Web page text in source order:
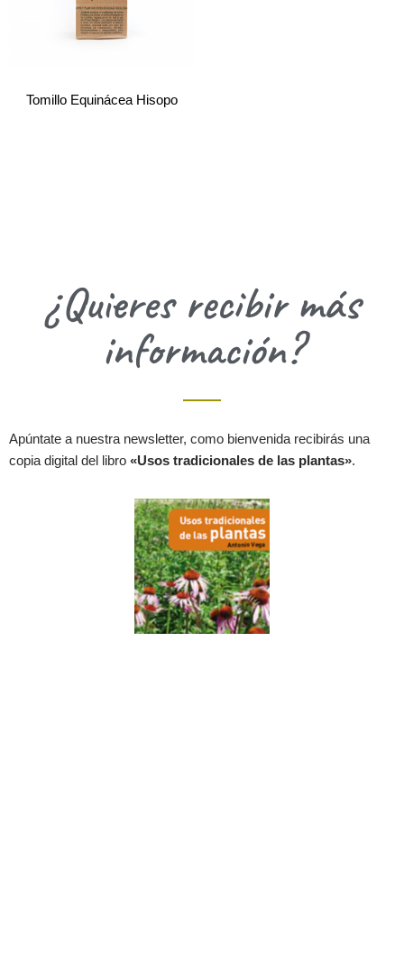
Tomillo Equinácea Hisopo
¿Quieres recibir más
información?
Apúntate a nuestra newsletter, como bienvenida recibirás una
copia digital del libro «Usos tradicionales de las plantas».